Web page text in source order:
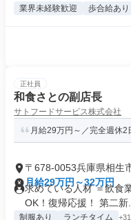
業界未経験歓迎 歩合給あり
正社員
和食さとの副店長
サトフードサービス株式会社
月給29万円～／完全週休
〒678-0053兵庫県相生
月給29万円～32万円
求めている人材 ＝飲食
OK！復帰応援！ 第二新...
制服あり ランチタイム